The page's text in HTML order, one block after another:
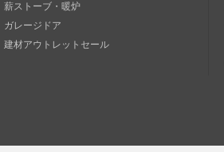
薪ストーブ・暖炉
ガレージドア
建材アウトレットセール